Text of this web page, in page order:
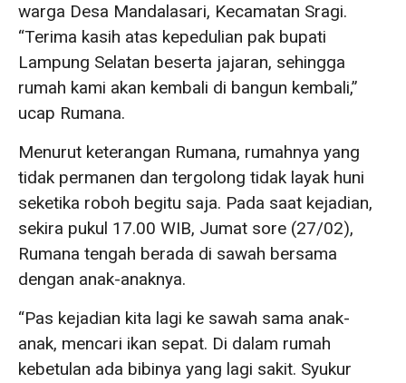
warga Desa Mandalasari, Kecamatan Sragi.
“Terima kasih atas kepedulian pak bupati
Lampung Selatan beserta jajaran, sehingga
rumah kami akan kembali di bangun kembali,”
ucap Rumana.
Menurut keterangan Rumana, rumahnya yang
tidak permanen dan tergolong tidak layak huni
seketika roboh begitu saja. Pada saat kejadian,
sekira pukul 17.00 WIB, Jumat sore (27/02),
Rumana tengah berada di sawah bersama
dengan anak-anaknya.
“Pas kejadian kita lagi ke sawah sama anak-
anak, mencari ikan sepat. Di dalam rumah
kebetulan ada bibinya yang lagi sakit. Syukur